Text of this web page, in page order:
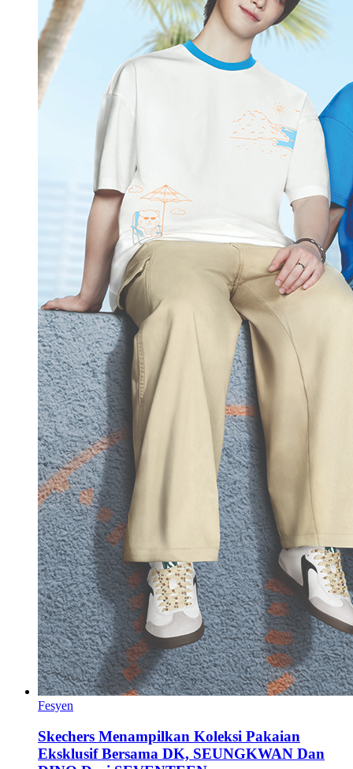
Fesyen
Skechers Menampilkan Koleksi Pakaian
Eksklusif Bersama DK, SEUNGKWAN Dan